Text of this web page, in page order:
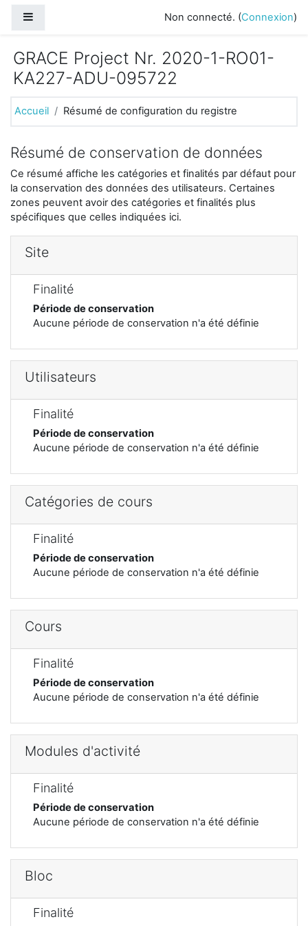
Non connecté. (Connexion)
GRACE Project Nr. 2020-1-RO01-
KA227-ADU-095722
Accueil Résumé de configuration du registre
Résumé de conservation de données
Ce résumé affiche les catégories et finalités par défaut pour
la conservation des données des utilisateurs. Certaines
zones peuvent avoir des catégories et finalités plus
spécifiques que celles indiquées ici.
Site
Finalité
Période de conservation
Aucune période de conservation n'a été définie
Utilisateurs
Finalité
Période de conservation
Aucune période de conservation n'a été définie
Catégories de cours
Finalité
Période de conservation
Aucune période de conservation n'a été définie
Cours
Finalité
Période de conservation
Aucune période de conservation n'a été définie
Modules d'activité
Finalité
Période de conservation
Aucune période de conservation n'a été définie
Bloc
Finalité